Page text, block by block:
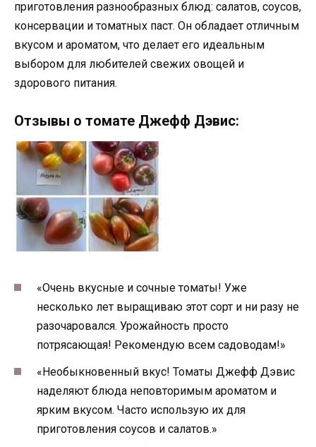
приготовления разнообразных блюд: салатов, соусов,
консервации и томатных паст. Он обладает отличным
вкусом и ароматом, что делает его идеальным
выбором для любителей свежих овощей и
здорового питания.
Отзывы о томате Джефф Дэвис:
«Очень вкусные и сочные томаты! Уже
несколько лет выращиваю этот сорт и ни разу не
разочаровался. Урожайность просто
потрясающая! Рекомендую всем садоводам!»
«Необыкновенный вкус! Томаты Джефф Дэвис
наделяют блюда неповторимым ароматом и
ярким вкусом. Часто использую их для
приготовления соусов и салатов.»